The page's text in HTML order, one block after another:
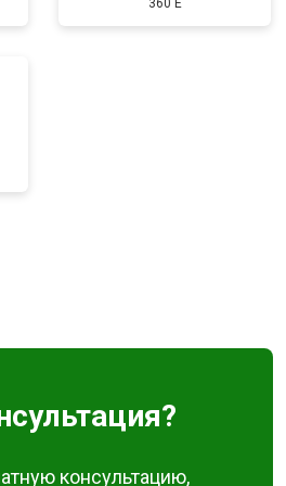
360 E
консультацию,